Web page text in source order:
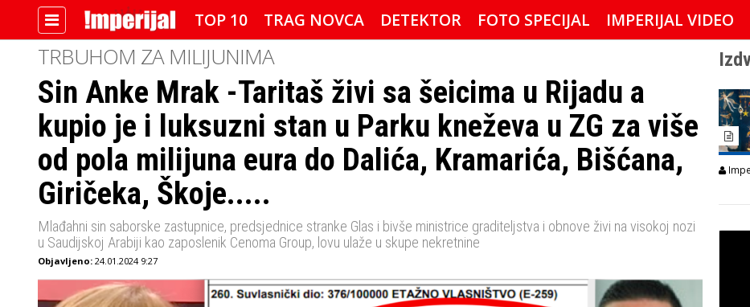
TOP 10 TRAG NOVCA DETEKTOR FOTO SPECIJAL IMPERIJAL VIDEO
IMPERIJALOVE POZNATE FACE
TRBUHOM ZA MILIJUNIMA
Sin Anke Mrak -Taritaš živi sa šeicima u Rijadu a
kupio je i luksuzni stan u Parku kneževa u ZG za više
od pola milijuna eura do Dalića, Kramarića, Bišćana,
Giričeka, Škoje.....
Mlađahni sin saborske zastupnice, predsjednice stranke Glas i bivše ministrice graditeljstva i obnove živi na visokoj nozi
u Saudijskoj Arabiji kao zaposlenik Cenoma Group, lovu ulaže u skupe nekretnine
Objavljeno: 24.01.2024 9:27